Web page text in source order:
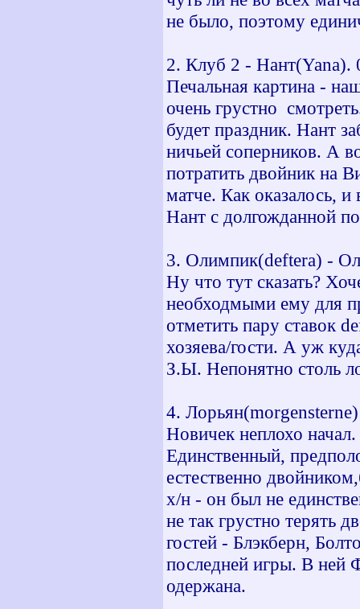
не было, поэтому
2. Клуб 2 - Нант(Yana).
Печальная картина -
очень грустно
будет праздник. Нант
ничьей соперников. А
потратить двойник на
матче. Как оказалось,
Нант с долгожданной
3. Олимпик(deftera) -
Ну что тут сказать?
необходмыми ему для
отметить пару ставок
хозяева/гости. А уж
З.Ы. Непонятно столь
4.
Новичек неплохо
Единственный,
естественно
х/н - он был не
не так грустно терять
гостей - Блэкберн,
последней игры. В ней
одержана.